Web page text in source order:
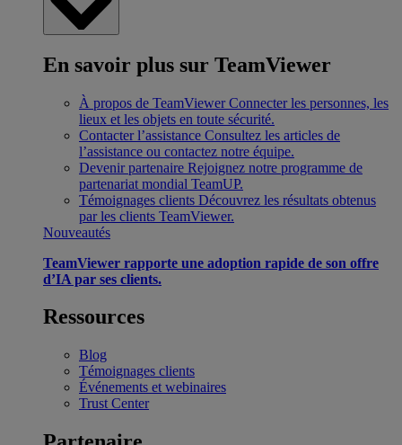
En savoir plus sur TeamViewer
À propos de TeamViewer Connecter les personnes, les
lieux et les objets en toute sécurité.
Contacter l’assistance Consultez les articles de
l’assistance ou contactez notre équipe.
Devenir partenaire Rejoignez notre programme de
partenariat mondial TeamUP.
Témoignages clients Découvrez les résultats obtenus
par les clients TeamViewer.
Nouveautés
TeamViewer rapporte une adoption rapide de son offre
d’IA par ses clients.
Ressources
Blog
Témoignages clients
Événements et webinaires
Trust Center